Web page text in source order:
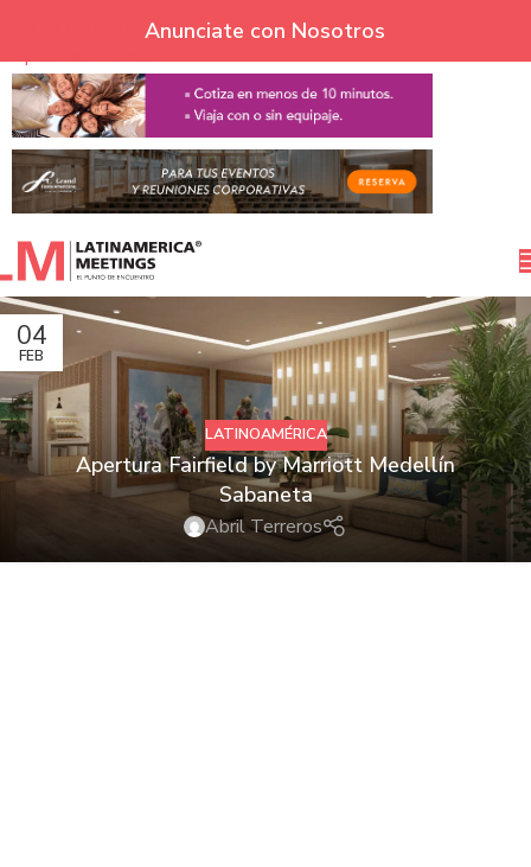
Skip to navigation
Skip to main content
Anunciate con Nosotros
04
FEB
LATINOAMÉRICA
Apertura Fairfield by Marriott Medellín
Sabaneta
Abril Terreros